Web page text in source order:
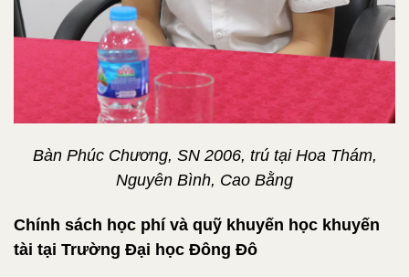
Bàn Phúc Chương, SN 2006, trú tại Hoa Thám,
Nguyên Bình, Cao Bằng
Chính sách học phí và quỹ khuyến học khuyến
tài tại Trường Đại học Đông Đô